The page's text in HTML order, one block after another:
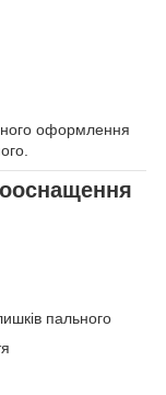
оформлення
пального